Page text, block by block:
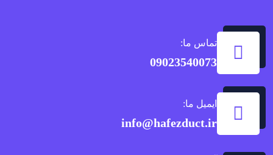
تماس ما:
09023540073
ایمیل ما:
info@hafezduct.ir